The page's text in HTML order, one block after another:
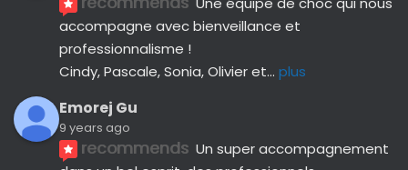
accompagne avec bienveillance et
professionnalisme !
Cindy, Pascale, Sonia, Olivier et... plus
Emorej Gu
9 years ago
recommends Un super accompagnement